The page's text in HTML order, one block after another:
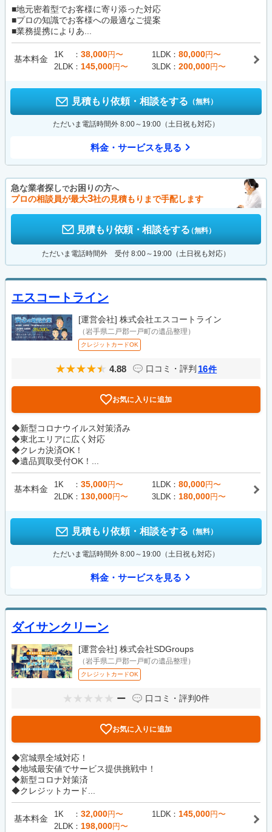
■地元密着型でお客様に寄り添った対応
■プロの知識でお客様への最適なご提案
■業務提携によりあ...
基本料金 1K 38,000円〜 1LDK 80,000円〜
2LDK
145,000円〜 3LDK 200,000円〜
見積もり依頼・相談をする （無料）
ただいま電話時間外 8:00～19:00（土日祝も対応）
料金・サービスを見る
急な業者探しでお困りの方へ
プロの相談員が最大3社の見積もりまで手配します
見積もり依頼・相談をする（無料）
ただいま電話時間外 受付 8:00～19:00（土日祝も対応）
エスコートライン
[運営会社] 株式会社エスコートライン
（岩手県二戸郡一戸町の遺品整理）
クレジットカードOK
4.88 口コミ・評判 16件
お気に入りに追加
◆新型コロナウイルス対策済み
◆東北エリアに広く対応
◆クレカ決済OK！
◆遺品買取受付OK！...
基本料金 1K 35,000円〜 1LDK 80,000円〜
2LDK
130,000円〜 3LDK 180,000円〜
見積もり依頼・相談をする （無料）
ただいま電話時間外 8:00～19:00（土日祝も対応）
料金・サービスを見る
ダイサンクリーン
[運営会社] 株式会社SDGroups
（岩手県二戸郡一戸町の遺品整理）
クレジットカードOK
ー 口コミ・評判0件
お気に入りに追加
◆宮城県全域対応！
◆地域最安値でサービス提供挑戦中！
◆新型コロナ対策済
◆クレジットカード...
基本料金 1K 32,000円〜 1LDK 145,000円〜
2LDK
198,000円〜